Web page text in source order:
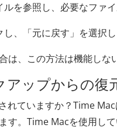
を参照し、必要なファイ
、「元に戻す」を選択
は、この方法は機能しな
アップからの復
れていますか？Time
す。Time Macを使用し